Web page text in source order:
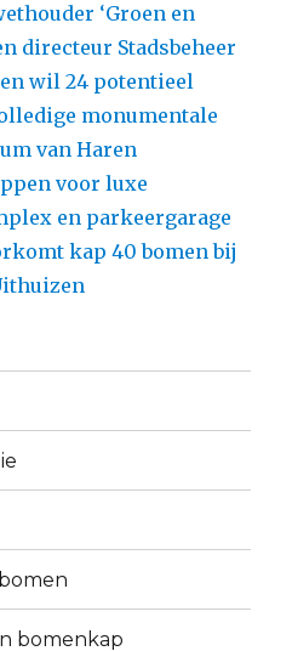
‘Groen en
directeur Stadsbeheer
wil 24 potentieel
monumentale
van Haren
voor luxe
en parkeergarage
kap 40 bomen bij
bomenkap